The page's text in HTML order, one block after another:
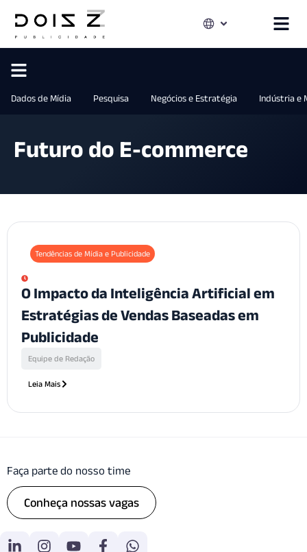
Dados de Mídia Pesquisa Negócios e Estratégia Indústria e
Futuro do E-commerce
Tendências de Mídia e Publicidade
O Impacto da Inteligência Artificial em
Estratégias de Vendas Baseadas em
Publicidade
Equipe de Redação
Leia Mais
Faça parte do nosso time
Conheça nossas vagas